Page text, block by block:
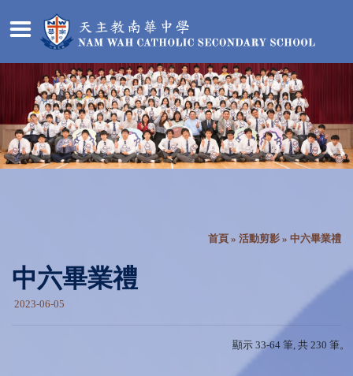
首頁 » 活動剪影 » 中六畢業禮
中六畢業禮
2023-06-05
顯示 33-64 筆, 共 230 筆。